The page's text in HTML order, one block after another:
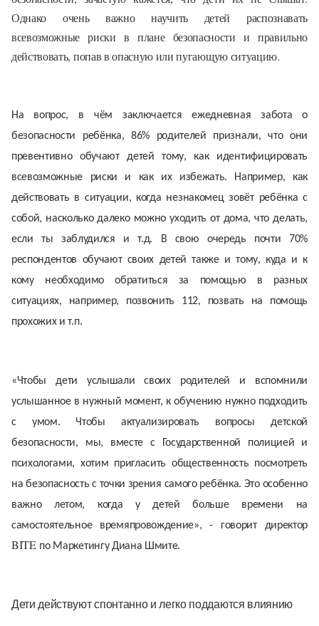
Однако очень важно научить детей распознавать
всевозможные риски в плане безопасности и правильно
действовать, попав в опасную или пугающую ситуацию.
На вопрос, в чём заключается ежедневная забота о
безопасности ребёнка, 86% родителей признали, что они
превентивно обучают детей тому, как идентифицировать
всевозможные риски и как их избежать. Например, как
действовать в ситуации, когда незнакомец зовёт ребёнка с
собой, насколько далеко можно уходить от дома, что делать,
если ты заблудился и т.д. В свою очередь почти 70%
респондентов обучают своих детей также и тому, куда и к
кому необходимо обратиться за помощью в разных
ситуациях, например, позвонить 112, позвать на помощь
прохожих и т.п.
«Чтобы дети услышали своих родителей и вспомнили
услышанное в нужный момент, к обучению нужно подходить
с умом. Чтобы актуализировать вопросы детской
безопасности, мы, вместе с Государственной полицией и
психологами, хотим пригласить общественность посмотреть
на безопасность с точки зрения самого ребёнка. Это особенно
важно летом, когда у детей больше времени на
самостоятельное времяпровождение», - говорит директор
BITE по Маркетингу Диана Шмите.
Дети действуют спонтанно и легко поддаются влиянию